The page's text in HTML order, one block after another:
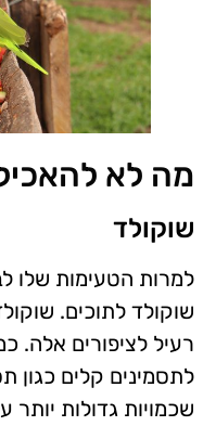
מה לא
שוקולד
למרות הטעימות שלו
שוקולד לתוכים.
רעיל לציפורים אלה.
לתסמינים קלים כגון
שכמויות גדולות יותר